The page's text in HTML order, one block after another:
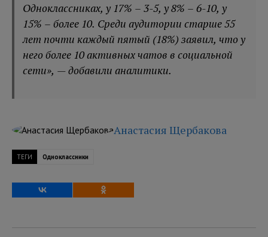
Одноклассниках, у 17% – 3-5, у 8% – 6-10, у
15% – более 10. Среди аудитории старше 55
лет почти каждый пятый (18%) заявил, что у
него более 10 активных чатов в социальной
сети», — добавили аналитики.
Анастасия Щербакова
ТЕГИ Одноклассники